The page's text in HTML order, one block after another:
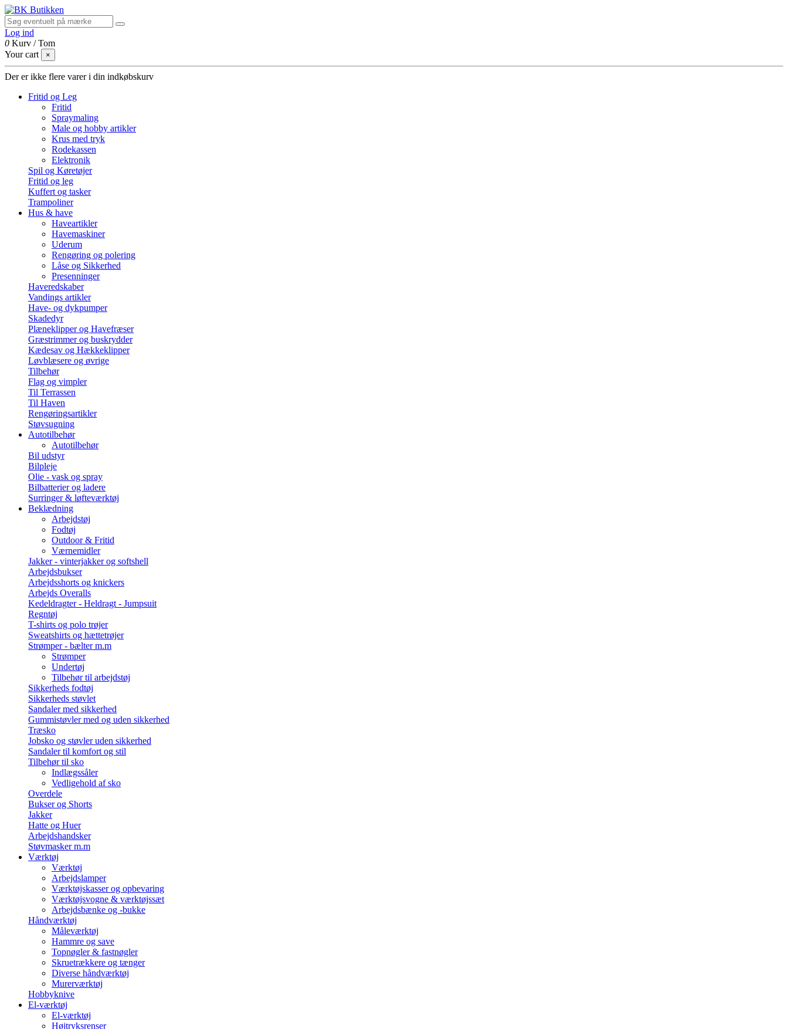
Log ind
0 Kurv /Tom
Your cart
×
Der er ikke flere varer i din indkøbskurv
Fritid og Leg
Fritid
Spraymaling
Male og hobby artikler
Krus med tryk
Rodekassen
Elektronik
Spil og Køretøjer
Fritid og leg
Kuffert og tasker
Trampoliner
Hus & have
Haveartikler
Havemaskiner
Uderum
Rengøring og polering
Låse og Sikkerhed
Presenninger
Haveredskaber
Vandings artikler
Have- og dykpumper
Skadedyr
Plæneklipper og Havefræser
Græstrimmer og buskrydder
Kædesav og Hækkeklipper
Løvblæsere og øvrige
Tilbehør
Flag og vimpler
Til Terrassen
Til Haven
Rengøringsartikler
Støvsugning
Autotilbehør
Autotilbehør
Bil udstyr
Bilpleje
Olie - vask og spray
Bilbatterier og ladere
Surringer & løfteværktøj
Beklædning
Arbejdstøj
Fodtøj
Outdoor & Fritid
Værnemidler
Jakker - vinterjakker og softshell
Arbejdsbukser
Arbejdsshorts og knickers
Arbejds Overalls
Kedeldragter - Heldragt - Jumpsuit
Regntøj
T-shirts og polo trøjer
Sweatshirts og hættetrøjer
Strømper - bælter m.m
Strømper
Undertøj
Tilbehør til arbejdstøj
Sikkerheds fodtøj
Sikkerheds støvlet
Sandaler med sikkerhed
Gummistøvler med og uden sikkerhed
Træsko
Jobsko og støvler uden sikkerhed
Sandaler til komfort og stil
Tilbehør til sko
Indlægssåler
Vedligehold af sko
Overdele
Bukser og Shorts
Jakker
Hatte og Huer
Arbejdshandsker
Støvmasker m.m
Værktøj
Værktøj
Arbejdslamper
Værktøjskasser og opbevaring
Værktøjsvogne & værktøjssæt
Arbejdsbænke og -bukke
Håndværktøj
Måleværktøj
Hammre og save
Topnøgler & fastnøgler
Skruetrækkere og tænger
Diverse håndværktøj
Murerværktøj
Hobbyknive
El-værktøj
El-værktøj
Højtryksrenser